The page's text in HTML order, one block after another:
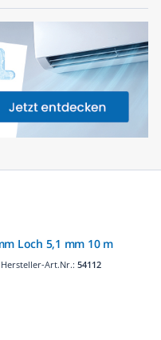
Loch 5,1 mm 10 m
Hersteller-Art.Nr.: 54112